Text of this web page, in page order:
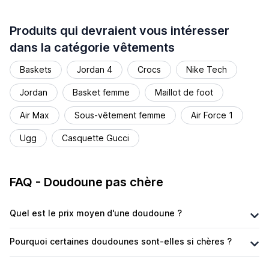
Produits qui devraient vous intéresser
dans la catégorie vêtements
Baskets Jordan 4 Crocs Nike Tech
Jordan Basket femme Maillot de foot
Air Max Sous-vêtement femme Air Force 1
Ugg Casquette Gucci
FAQ - Doudoune pas chère
Quel est le prix moyen d'une doudoune ?
Pourquoi certaines doudounes sont-elles si chères ?